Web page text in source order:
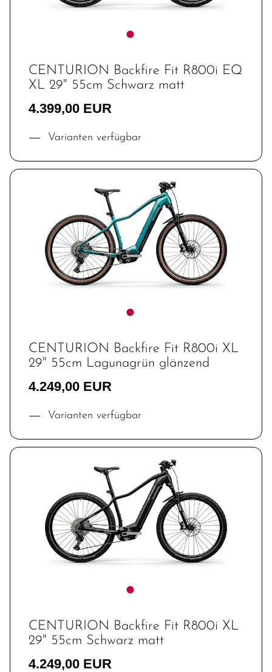
CENTURION Backfire Fit R800i EQ
XL 29" 55cm Schwarz matt
4.399,00 EUR
Varianten verfügbar
CENTURION Backfire Fit R800i XL
29" 55cm Lagunagrün glänzend
4.249,00 EUR
Varianten verfügbar
CENTURION Backfire Fit R800i XL
29" 55cm Schwarz matt
4.249,00 EUR